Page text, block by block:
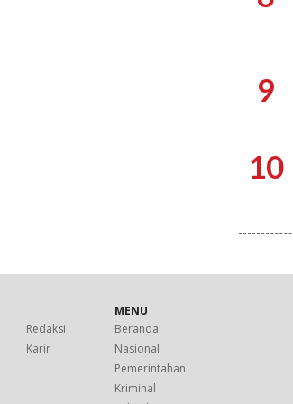
9
10
Redaksi
Karir
MENU
Beranda
Nasional
Pemerintahan
Kriminal